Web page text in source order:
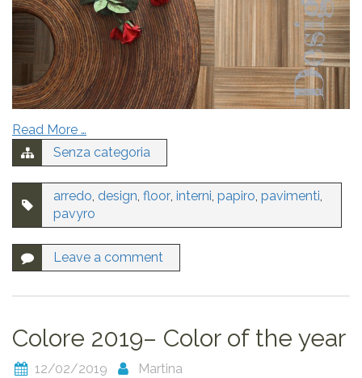
Read More …
Senza categoria
arredo, design, floor, interni, papiro, pavimenti,
pavyro
Leave a comment
Colore 2019– Color of the year
12/02/2019 Martina